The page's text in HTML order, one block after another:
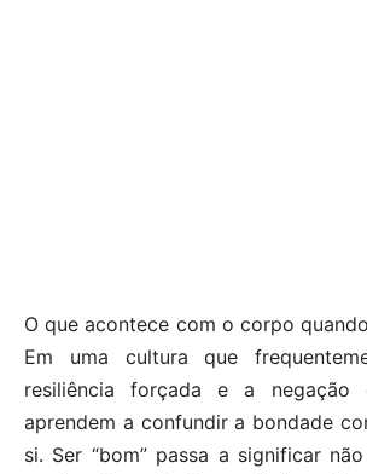
O que acontece com o corpo
Em uma cultura que
resiliência forçada e a negação
aprendem a confundir a bondade
si. Ser “bom” passa a significar